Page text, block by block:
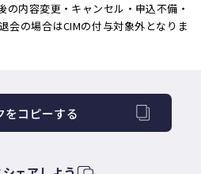
の内容変更・キャンセル・申込不備・
会の場合はCIMの付与対象外となりま
をコピーする